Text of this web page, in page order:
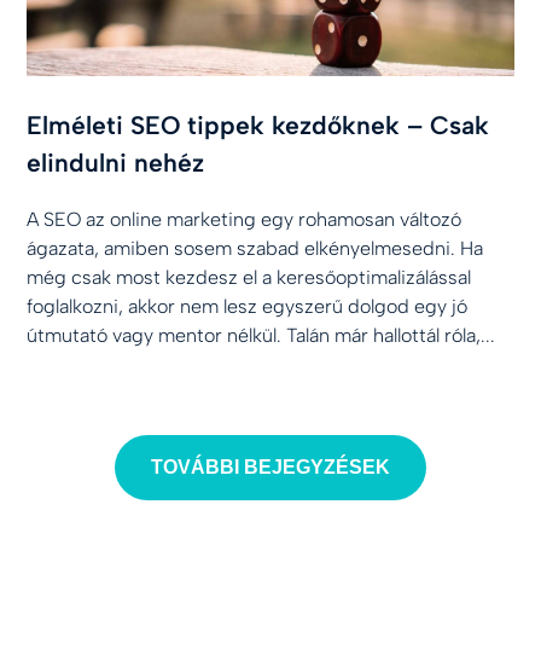
Elméleti SEO tippek kezdőknek – Csak
elindulni nehéz
A SEO az online marketing egy rohamosan változó
ágazata, amiben sosem szabad elkényelmesedni. Ha
még csak most kezdesz el a keresőoptimalizálással
foglalkozni, akkor nem lesz egyszerű dolgod egy jó
útmutató vagy mentor nélkül. Talán már hallottál róla,...
TOVÁBBI BEJEGYZÉSEK